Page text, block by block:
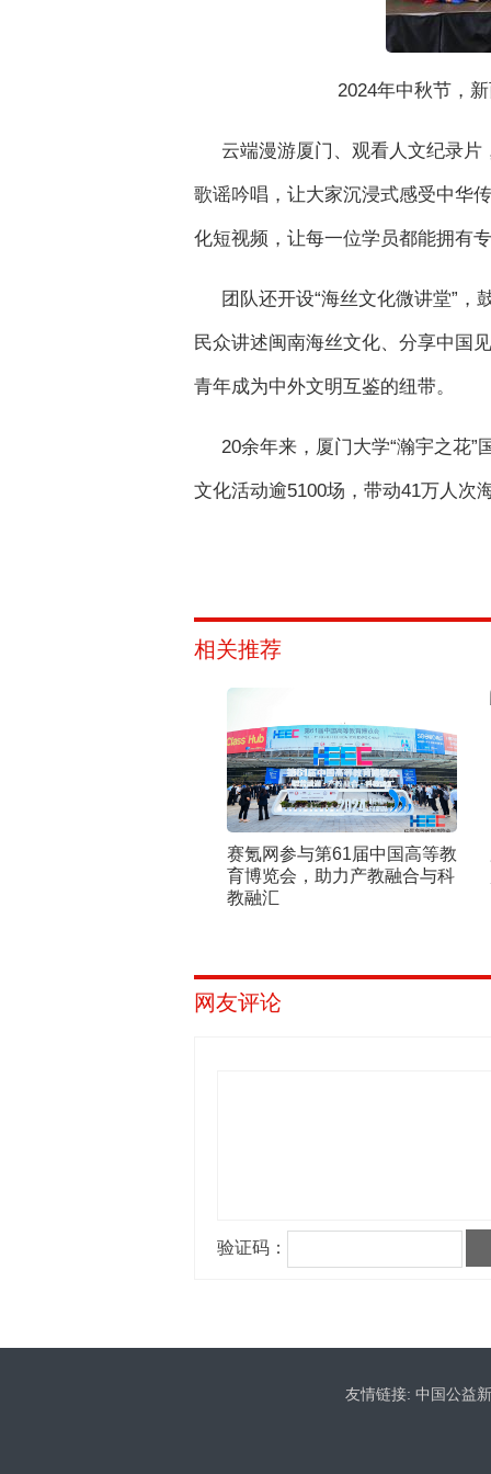
2024年中秋节，
云端漫游厦门、观看人文纪录
歌谣吟唱，让大家沉浸式感受中华
化短视频，让每一位学员都能拥有
团队还开设“海丝文化微讲堂”
民众讲述闽南海丝文化、分享中国
青年成为中外文明互鉴的纽带。
20余年来，厦门大学“瀚宇之花
文化活动逾5100场，带动41万人次
相关推荐
赛氪网参与第61届中国高等教
育博览会，助力产教融合与科
教融汇
网友评论
友情链接: 中国公益